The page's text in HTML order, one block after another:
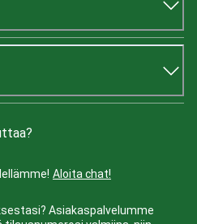
Aloita chat!
Asiakaspalvelumme